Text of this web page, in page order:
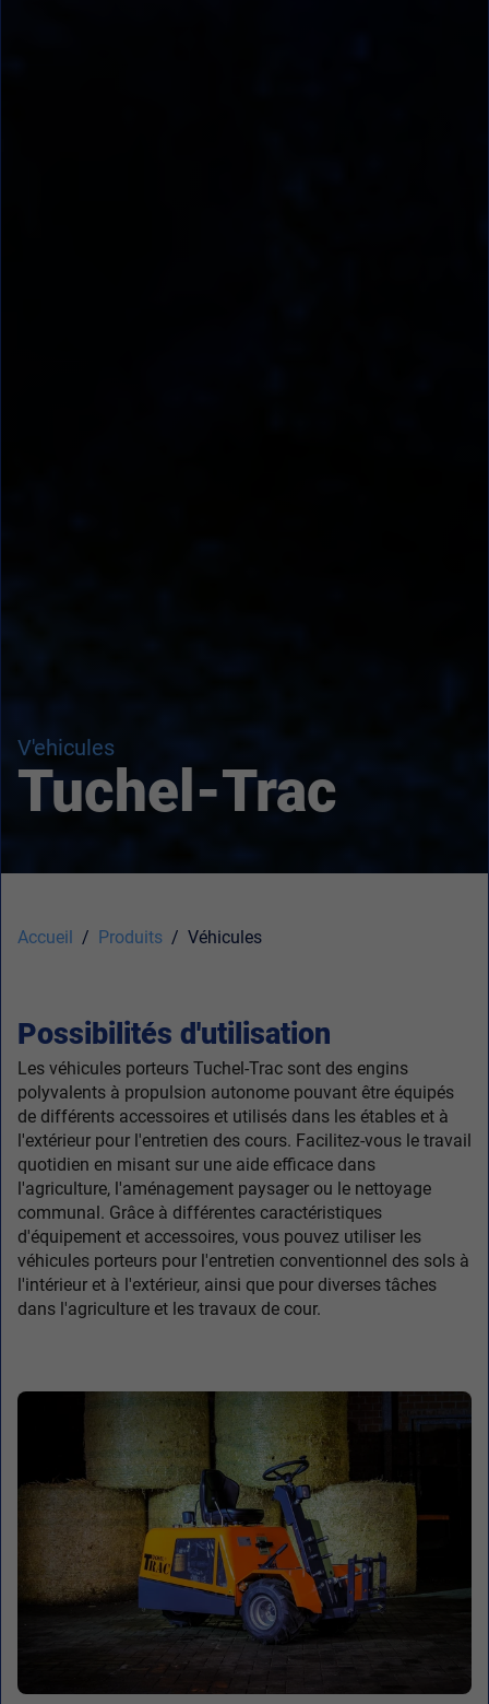
V'ehicules
Tuchel-Trac
Accueil Produits Véhicules
Possibilités d'utilisation
Les véhicules porteurs Tuchel-Trac sont des engins
polyvalents à propulsion autonome pouvant être équipés
de différents accessoires et utilisés dans les étables et à
l'extérieur pour l'entretien des cours. Facilitez-vous le travail
quotidien en misant sur une aide efficace dans
l'agriculture, l'aménagement paysager ou le nettoyage
communal. Grâce à différentes caractéristiques
d'équipement et accessoires, vous pouvez utiliser les
véhicules porteurs pour l'entretien conventionnel des sols à
l'intérieur et à l'extérieur, ainsi que pour diverses tâches
dans l'agriculture et les travaux de cour.